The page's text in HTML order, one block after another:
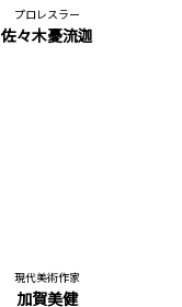
プロレスラー
佐々木憂流迦
現代美術作家
加賀美健